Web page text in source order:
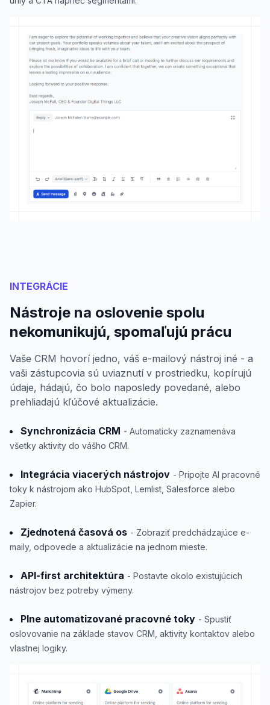
INTEGRÁCIE
Nástroje na oslovenie spolu
nekomunikujú, spomaľujú prácu
Vaše CRM hovorí jedno, váš e-mailový nástroj iné - a
vaši zástupcovia sú uviaznutí v prostriedku, kopírujú
údaje, hádajú, čo bolo naposledy povedané, alebo
prehliadajú kľúčové aktualizácie.
Synchronizácia CRM - Automaticky zaznamenáva
všetky aktivity do vášho CRM.
Integrácia viacerých nástrojov - Pripojte AI pracovné
toky k nástrojom ako HubSpot, Lemlist, Salesforce alebo
Zapier.
Zjednotená časová os - Zobraziť predchádzajúce e-
maily, odpovede a aktualizácie na jednom mieste.
API-first architektúra - Postavte okolo existujúcich
nástrojov bez potreby výmeny.
Plne automatizované pracovné toky - Spustiť
oslovovanie na základe stavov CRM, aktivity kontaktov alebo
vlastnej logiky.